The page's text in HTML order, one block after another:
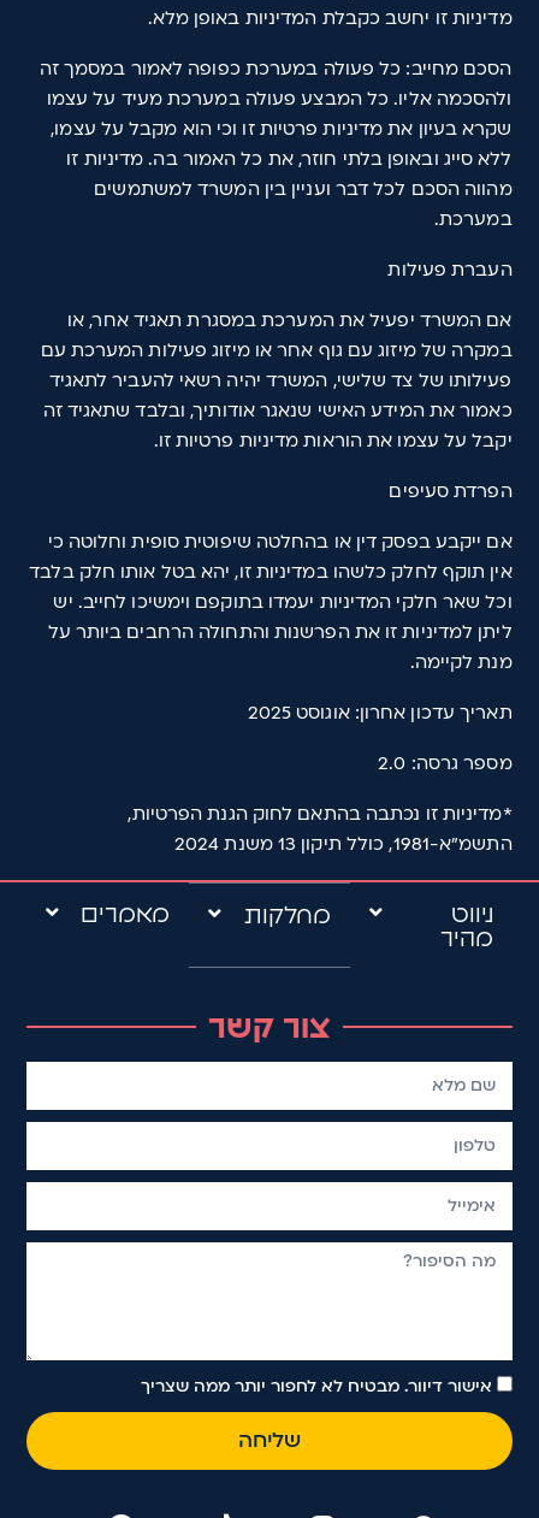
מדיניות זו יחשב כקבלת המדיניות באופן מלא.
הסכם מחייב: כל פעולה במערכת כפופה לאמור במסמך זה
ולהסכמה אליו. כל המבצע פעולה במערכת מעיד על עצמו
שקרא בעיון את מדיניות פרטיות זו וכי הוא מקבל על עצמו,
ללא סייג ובאופן בלתי חוזר, את כל האמור בה. מדיניות זו
מהווה הסכם לכל דבר ועניין בין המשרד למשתמשים
במערכת.
העברת פעילות
אם המשרד יפעיל את המערכת במסגרת תאגיד אחר, או
במקרה של מיזוג עם גוף אחר או מיזוג פעילות המערכת עם
פעילותו של צד שלישי, המשרד יהיה רשאי להעביר לתאגיד
כאמור את המידע האישי שנאגר אודותיך, ובלבד שתאגיד זה
יקבל על עצמו את הוראות מדיניות פרטיות זו.
הפרדת סעיפים
אם ייקבע בפסק דין או בהחלטה שיפוטית סופית וחלוטה כי
אין תוקף לחלק כלשהו במדיניות זו, יהא בטל אותו חלק בלבד
וכל שאר חלקי המדיניות יעמדו בתוקפם וימשיכו לחייב. יש
ליתן למדיניות זו את הפרשנות והתחולה הרחבים ביותר על
מנת לקיימה.
תאריך עדכון אחרון: אוגוסט 2025
מספר גרסה: 2.0
*מדיניות זו נכתבה בהתאם לחוק הגנת הפרטיות,
התשמ"א-1981, כולל תיקון 13 משנת 2024
ניווט
מהיר
מחלקות מאמרים
צור קשר
אישור דיוור. מבטיח לא לחפור יותר ממה שצריך
שליחה